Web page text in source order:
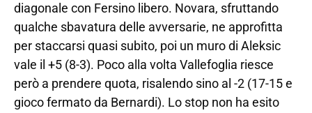
diagonale con Fersino libero. Novara, sfruttando
qualche sbavatura delle avversarie, ne approfitta
per staccarsi quasi subito, poi un muro di Aleksic
vale il +5 (8-3). Poco alla volta Vallefoglia riesce
però a prendere quota, risalendo sino al -2 (17-15 e
gioco fermato da Bernardi). Lo stop non ha esito